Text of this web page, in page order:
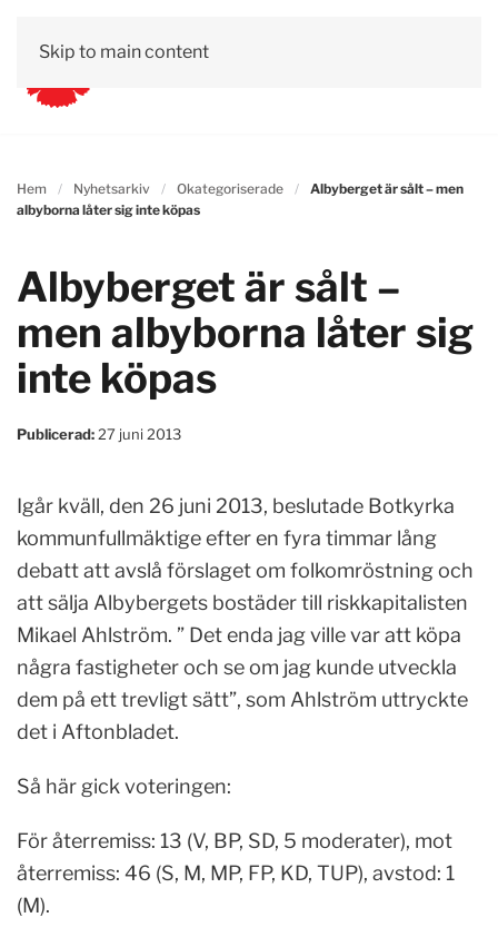
Skip to main content
Hem Nyhetsarkiv Okategoriserade
Albyberget är sålt – men
albyborna låter sig inte köpas
Albyberget är sålt –
men albyborna låter sig
inte köpas
Publicerad: 27 juni 2013
Igår kväll, den 26 juni 2013, beslutade Botkyrka
kommunfullmäktige efter en fyra timmar lång
debatt att avslå förslaget om folkomröstning och
att sälja Albybergets bostäder till riskkapitalisten
Mikael Ahlström. ” Det enda jag ville var att köpa
några fastigheter och se om jag kunde utveckla
dem på ett trevligt sätt”, som Ahlström uttryckte
det i Aftonbladet.
Så här gick voteringen:
För återremiss: 13 (V, BP, SD, 5 moderater), mot
återremiss: 46 (S, M, MP, FP, KD, TUP), avstod: 1
(M).